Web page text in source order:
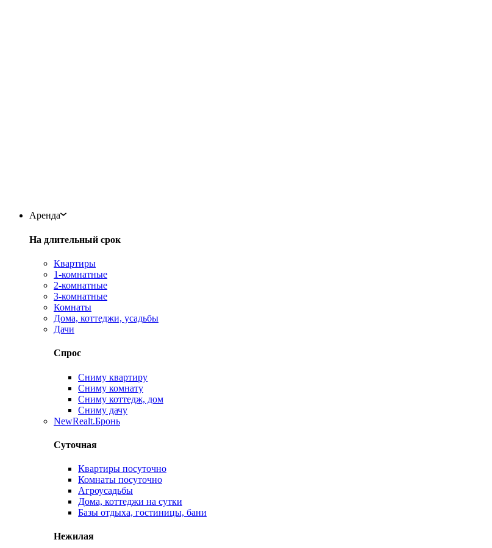
Аренда
На длительный срок
Квартиры
1-комнатные
2-комнатные
3-комнатные
Комнаты
Дома, коттеджи, усадьбы
Дачи
Спрос
Сниму квартиру
Сниму комнату
Сниму коттедж, дом
Сниму дачу
NewRealt.Бронь
Суточная
Квартиры посуточно
Комнаты посуточно
Агроусадьбы
Дома, коттеджи на сутки
Базы отдыха, гостиницы, бани
Нежилая